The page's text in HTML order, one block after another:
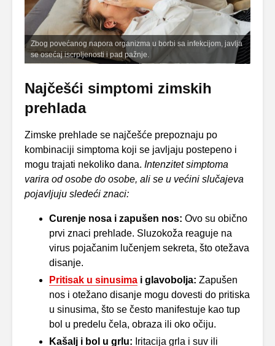
Zbog povećanog napora organizma u borbi sa infekcijom, javlja
se osećaj iscrpljenosti i pad pažnje.
Najčešći simptomi zimskih
prehlada
Zimske prehlade se najčešće prepoznaju po
kombinaciji simptoma koji se javljaju postepeno i
mogu trajati nekoliko dana. Intenzitet simptoma
varira od osobe do osobe, ali se u većini slučajeva
pojavljuju sledeći znaci:
Curenje nosa i zapušen nos: Ovo su obično
prvi znaci prehlade. Sluzokoža reaguje na
virus pojačanim lučenjem sekreta, što otežava
disanje.
Pritisak u sinusima i glavobolja: Zapušen
nos i otežano disanje mogu dovesti do pritiska
u sinusima, što se često manifestuje kao tup
bol u predelu čela, obraza ili oko očiju.
Kašalj i bol u grlu: Iritacija grla i suv ili